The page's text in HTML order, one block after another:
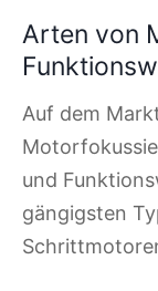
Arten von
Auf dem
und
gängigsten